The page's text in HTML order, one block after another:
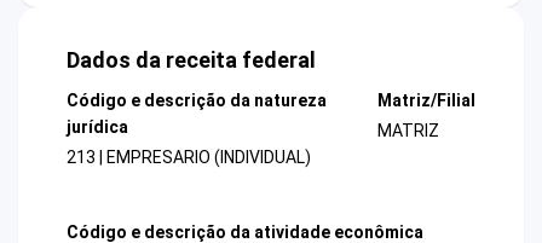
Dados da receita federal
Código e descrição da natureza
jurídica
213 | EMPRESARIO (INDIVIDUAL)
Matriz/Filial
MATRIZ
Código e descrição da atividade econômica